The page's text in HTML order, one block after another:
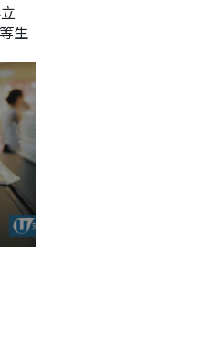
生